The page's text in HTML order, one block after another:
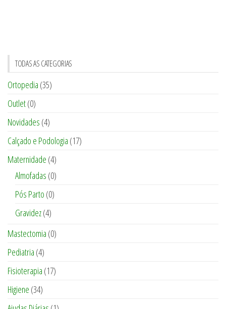
TODAS AS CATEGORIAS
Ortopedia (35)
Outlet(0)
Novidades (4)
Calçado e Podologia (17)
Maternidade (4)
Almofadas (0)
Pós Parto (0)
Gravidez(4)
Mastectomia (0)
Pediatria (4)
Fisioterapia (17)
Higiene (34)